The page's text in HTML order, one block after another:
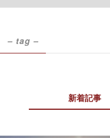
– tag –
新着記事